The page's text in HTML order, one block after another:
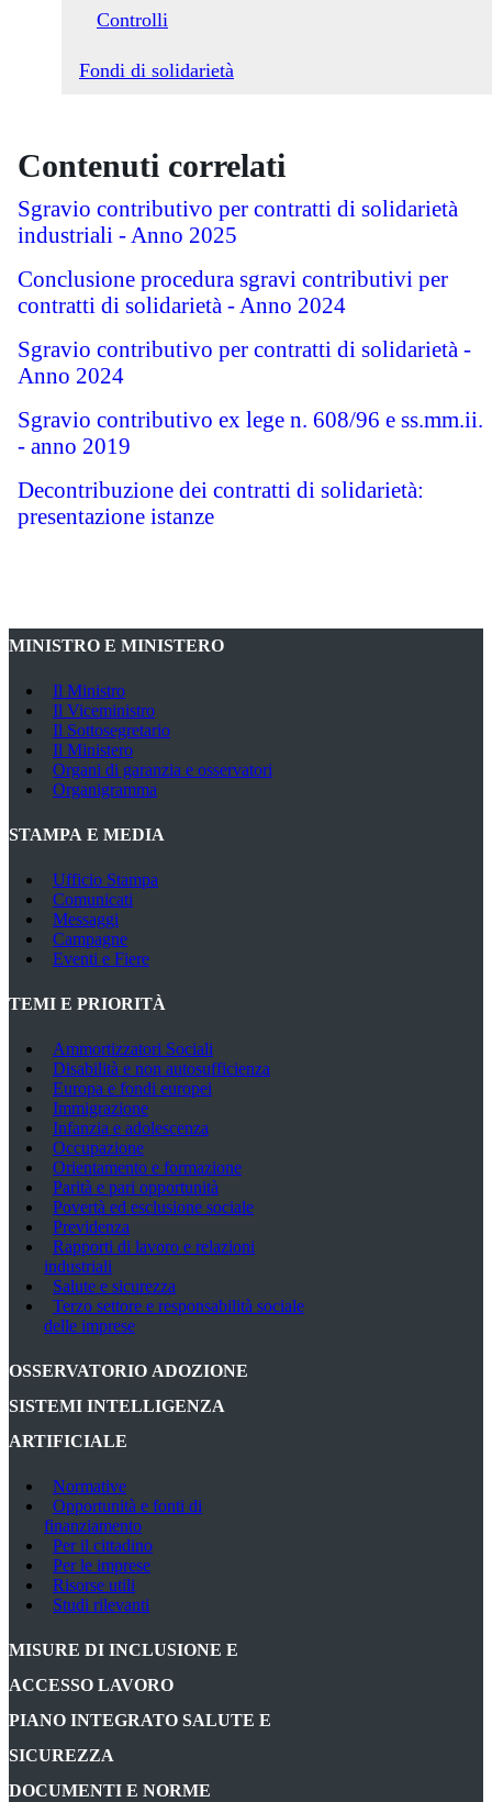
Controlli
Fondi di solidarietà
Contenuti correlati
Sgravio contributivo per contratti di solidarietà
industriali - Anno 2025
Conclusione procedura sgravi contributivi per
contratti di solidarietà - Anno 2024
Sgravio contributivo per contratti di solidarietà -
Anno 2024
Sgravio contributivo ex lege n. 608/96 e ss.mm.ii.
- anno 2019
Decontribuzione dei contratti di solidarietà:
presentazione istanze
MINISTRO E MINISTERO
Il Ministro
Il Viceministro
Il Sottosegretario
Il Ministero
Organi di garanzia e osservatori
Organigramma
STAMPA E MEDIA
Ufficio Stampa
Comunicati
Messaggi
Campagne
Eventi e Fiere
TEMI E PRIORITÀ
Ammortizzatori Sociali
Disabilità e non autosufficienza
Europa e fondi europei
Immigrazione
Infanzia e adolescenza
Occupazione
Orientamento e formazione
Parità e pari opportunità
Povertà ed esclusione sociale
Previdenza
Rapporti di lavoro e relazioni
industriali
Salute e sicurezza
Terzo settore e responsabilità sociale
delle imprese
OSSERVATORIO ADOZIONE
SISTEMI INTELLIGENZA
ARTIFICIALE
Normative
Opportunità e fonti di
finanziamento
Per il cittadino
Per le imprese
Risorse utili
Studi rilevanti
MISURE DI INCLUSIONE E
ACCESSO LAVORO
PIANO INTEGRATO SALUTE E
SICUREZZA
DOCUMENTI E NORME